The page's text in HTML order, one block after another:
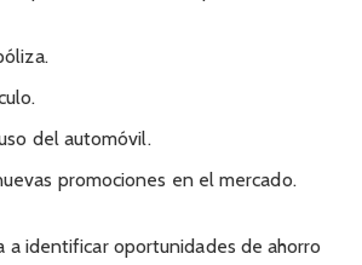
del automóvil.
promociones en el mercado.
a identificar oportunidades de ahorro